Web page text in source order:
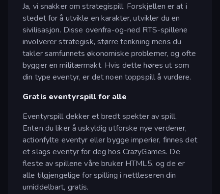
Ja, vi snakker om strategispill. Forskjellen er at i
stedet for å utvikle en karakter, utvikler du en
sivilisasjon. Disse ovenfra-og-ned RTS-spillene
involverer strategisk, større tenkning mens du
takler samfunnets økonomiske problemer, og ofte
bygger en militærmakt. Hvis dette høres ut som
din type eventyr, er det noen toppspill å vurdere.
Gratis eventyrspill for alle
Eventyrspill dekker et bredt spekter av spill.
Enten du liker å uskyldig utforske nye verdener,
actionfylte eventyr eller bygge imperier, finnes det
et slags eventyr for deg hos CrazyGames. De
fleste av spillene våre bruker HTML5, og de er
alle tilgjengelige for spilling i nettleseren din
umiddelbart, gratis.